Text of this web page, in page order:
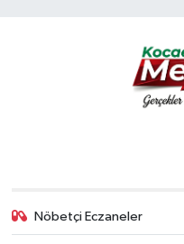
Nöbetçi Eczaneler